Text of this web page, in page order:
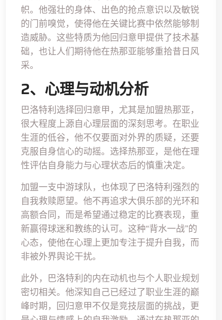
帜。他强壮的身体、出色的抢点意识以及敏锐
的门前嗅觉，使得他在关键比赛中依然能够制
造威胁。这些特质为他回归意甲提供了技术基
础，也让人们期待他在热那亚能够重拾昔日风
采。
2、心理与动机分析
巴洛特利选择回归意甲，尤其是加盟热那亚，
很大程度上源自心理层面的深刻思考。在职业
生涯的低谷，他不仅要面对外界的质疑，还要
克服自身信心的动摇。选择热那亚，是他在理
性评估自身能力与心理状态后的慎重决定。
加盟一支中游球队，也体现了巴洛特利强烈的
自我救赎愿望。他不再追求大俱乐部的光环和
高额合同，而是希望通过稳定的比赛表现，重
新赢得球迷和教练的认可。这种“背水一战”的
心态，使他在心理上更加专注于提升自我，而
非被外界舆论干扰。
此外，巴洛特利的内在动机也与个人职业规划
密切相关。他深知自己已经过了职业生涯的巅
峰时期，回归意甲不仅是竞技层面的挑战，更